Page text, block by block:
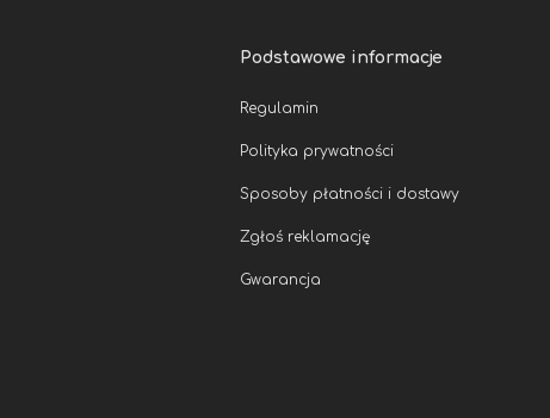
Podstawowe informacje
Regulamin
Polityka prywatności
Sposoby płatności i dostawy
Zgłoś reklamację
Gwarancja